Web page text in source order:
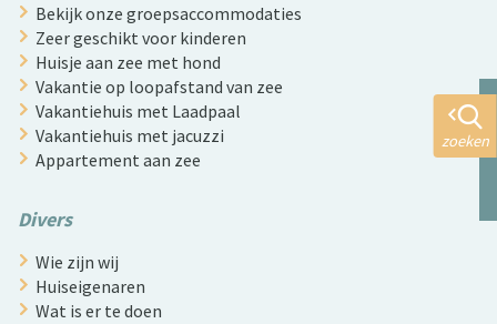
Bekijk onze groepsaccommodaties
Zeer geschikt voor kinderen
Huisje aan zee met hond
Vakantie op loopafstand van zee
Vakantiehuis met Laadpaal
Vakantiehuis met jacuzzi
Appartement aan zee
Divers
Wie zijn wij
Huiseigenaren
Wat is er te doen
zoeken